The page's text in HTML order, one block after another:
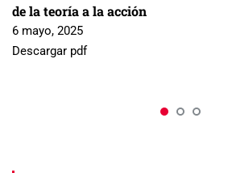
de la teoría a la acción
6 mayo, 2025
Descargar pdf